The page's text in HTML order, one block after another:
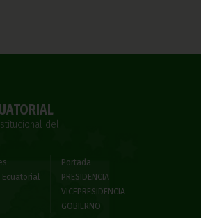
del
Ecuatorial
Portada
PRESIDENCIA
VICEPRESIDENCIA
GOBIERNO